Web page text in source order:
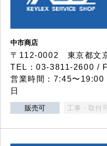
中市商店
〒112-0002 東京都文
TEL：03-3811-2600 /
営業時間：7:45〜19:00
日
販売可 工事・取付